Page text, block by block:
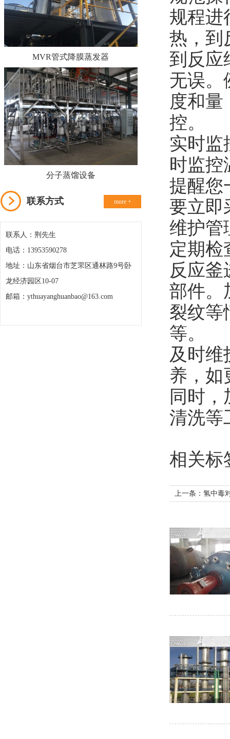
MVR管式降膜蒸发器
分子蒸馏设备
联系方式 more +
联系人：荆先生
电话：13953590278
地址：山东省烟台市芝罘区通林路9号卧
龙经济园区10-07
邮箱：ythuayanghuanbao@163.com
规程进
热，到
到反应
无误。
度和量
控。
实时监
时监控
提醒您
要立即
维护管
定期检
反应釜
部件。
裂纹等
等。
及时维
养，如
同时
清洗等
相关标
上一条： 氢中毒